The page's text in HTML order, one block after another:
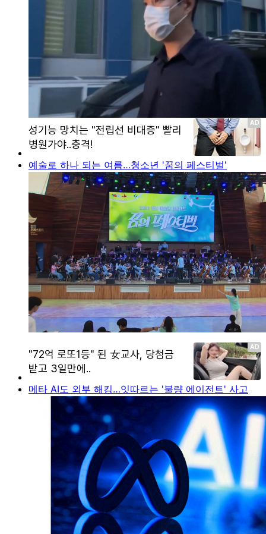
예술로 하나 되는 여름…청소년 '꿈의 페스티벌'
메타 AI도 외부 해킹…잇따르는 '불량 에이전트' 사고